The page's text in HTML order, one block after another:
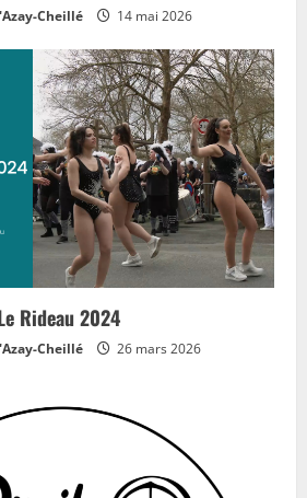
Cheillé 14 mai 2026
Rideau 2024
Cheillé 26 mars 2026